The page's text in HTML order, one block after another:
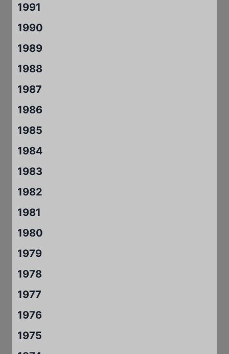
1991
1990
1989
1988
1987
1986
1985
1984
1983
1982
1981
1980
1979
1978
1977
1976
1975